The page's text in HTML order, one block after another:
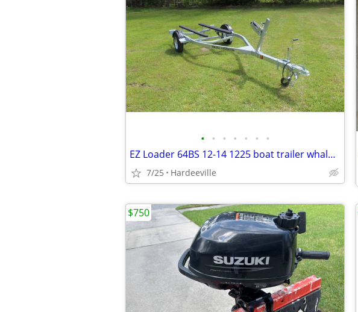
• • • • • • •
EZ Loader 64BS 12-14 1225 boat trailer whaler 13
7/25 Hardeeville
$750